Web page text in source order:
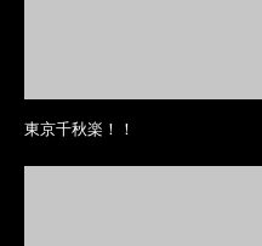
東京千秋楽！！